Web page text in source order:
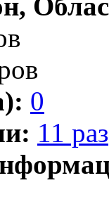
0
11 раз